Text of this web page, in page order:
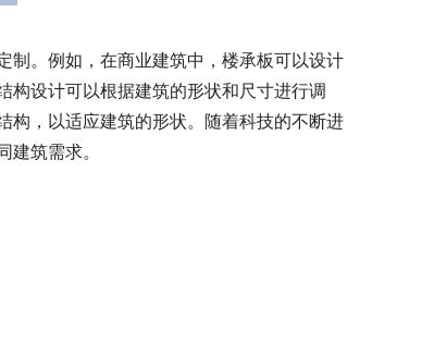
制。例如，在商业建筑中，楼承板可以设计
构设计可以根据建筑的形状和尺寸进行调
构，以适应建筑的形状。随着科技的不断进
筑需求。